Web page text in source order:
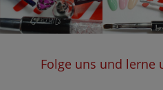
Folge uns und lerne